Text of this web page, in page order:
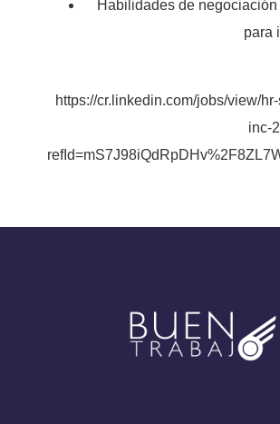
Habilidades de
para
https://cr.linkedin.com/jobs/view/
inc-